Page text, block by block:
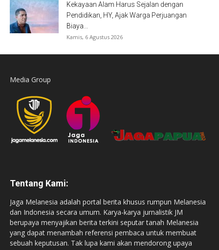
Kekayaan Alam Harus Sejalan dengan
Pendidikan, HY, Ajak Warga Perjuangan
Biaya...
Kamis, 6 Agustus 2026
Media Group
Tentang Kami:
Jaga Melanesia adalah portal berita khusus rumpun Melanesia
dan Indonesia secara umum. Karya-karya jurnalistik JM
berupaya menyajikan berita terkini seputar tanah Melanesia
yang dapat menambah referensi pembaca untuk membuat
sebuah keputusan. Tak lupa kami akan mendorong upaya